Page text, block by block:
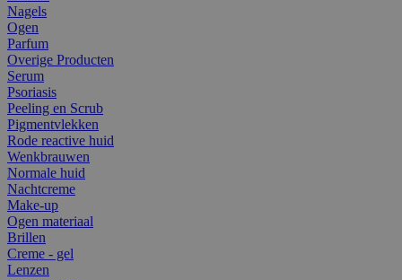
Nagels
Ogen
Parfum
Overige Producten
Serum
Psoriasis
Peeling en Scrub
Pigmentvlekken
Rode reactive huid
Wenkbrauwen
Normale huid
Nachtcreme
Make-up
Ogen materiaal
Brillen
Creme - gel
Lenzen